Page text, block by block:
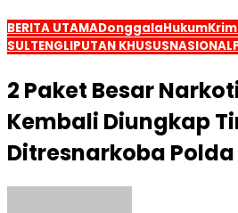
BERITA UTAMADonggalaHukum
SULTENGLIPUTAN KHUSUSNASIONAL
2 Paket Besar
Kembali Diungkap
Ditresnarkoba